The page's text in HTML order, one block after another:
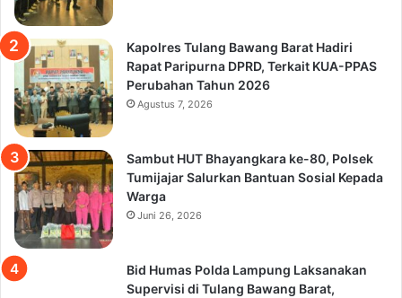
Kapolres Tulang Bawang Barat Hadiri
Rapat Paripurna DPRD, Terkait KUA-PPAS
Perubahan Tahun 2026
Agustus 7, 2026
Sambut HUT Bhayangkara ke-80, Polsek
Tumijajar Salurkan Bantuan Sosial Kepada
Warga
Juni 26, 2026
Bid Humas Polda Lampung Laksanakan
Supervisi di Tulang Bawang Barat,